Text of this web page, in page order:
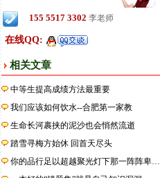
155 5517 3302 李老师
在线QQ:
相关文章
中等生提高成绩方法最重要
我们应该如何饮水--合肥第一家教
生命长河裹挟的泥沙也会悄然流逝
踏雪寻梅方始休 回首天尽头
你的品行足以超越聚光灯下那一阵阵卑…